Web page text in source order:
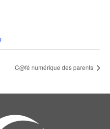
C@fé numérique des parents